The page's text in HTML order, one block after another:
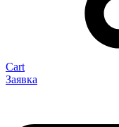
Cart
Заявка